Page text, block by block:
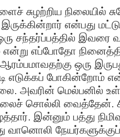
சுழற்றிய நிலையில்
என்பது
சந்தர்ப்பத்தில் இவரை
எப்போதோ
ஒரு
எடுக்கப் போகின்றோம்
அவரின் மெல்பனில்
சொல்லி வைத்தேன்.
இன்னும் பத்து
நேயர்களுக்குப்